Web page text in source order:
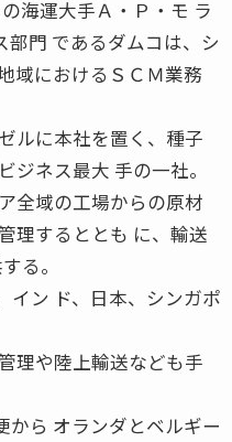
運大手Ａ・Ｐ・モ ラ
部門 であるダムコは、シ
域におけるＳＣＭ業務
ルに本社を置く、種子
ジネス最大 手の一社。
全域の工場からの原材
理するととも に、輸送
る。
ン ド、日本、シンガポ
理や陸上輸送なども手
から オランダとベルギー